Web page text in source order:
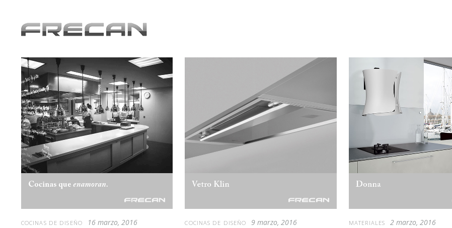
COCINAS DE DISEÑO 16 marzo, 2016 COCINAS DE DISEÑO 9 marzo, 2016 MATERIALES 2 marzo, 2016